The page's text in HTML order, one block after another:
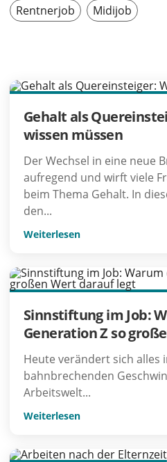
Rentnerjob Midijob
Gehalt als
wissen müssen
Der Wechsel in eine neue
aufregend und wirft viele
beim Thema Gehalt. In
den...
Weiterlesen
Sinnstiftung im Job:
Generation Z so
Heute verändert sich alles
bahnbrechenden
Arbeitswelt...
Weiterlesen